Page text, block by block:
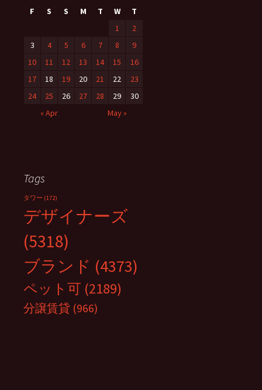
F
S S M T W T
« Apr May »
1
2
3
4 5 6 7 8
9
10
11 12 13 14 15
16
17
18 19 20 21 22
23
24
25 26 27 28 29 30
Tags
タワー (172)
デザイナーズ
(5318)
ブランド (4373)
ペット可 (2189)
分譲賃貸 (966)